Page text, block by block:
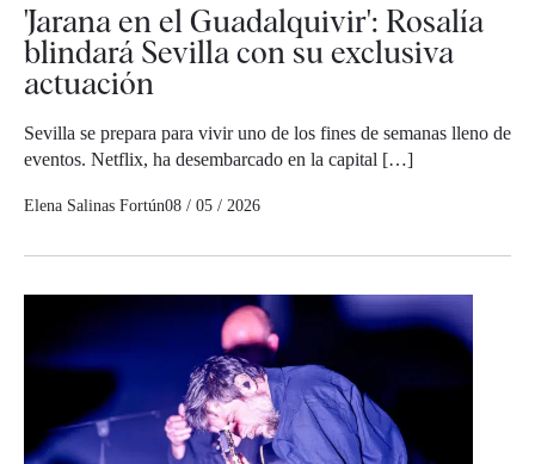
'Jarana en el Guadalquivir': Rosalía
blindará Sevilla con su exclusiva
actuación
Sevilla se prepara para vivir uno de los fines de semanas lleno de
eventos. Netflix, ha desembarcado en la capital […]
Elena Salinas Fortún08 / 05 / 2026